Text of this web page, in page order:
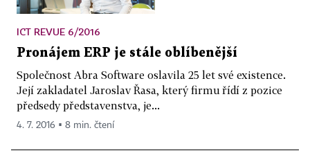
ICT REVUE 6/2016
Pronájem ERP je stále oblíbenější
Společnost Abra Software oslavila 25 let své existence.
Její zakladatel Jaroslav Řasa, který firmu řídí z pozice
předsedy představenstva, je...
4. 7. 2016 ▪ 8 min. čtení